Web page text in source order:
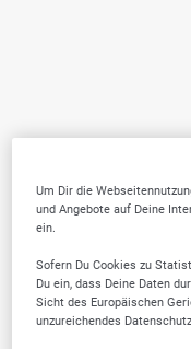
Um Dir die
und Angebote auf Deine
ein.
Sofern Du Cookies zu
Du ein, dass Deine Daten
Sicht des Europäischen
unzureichendes